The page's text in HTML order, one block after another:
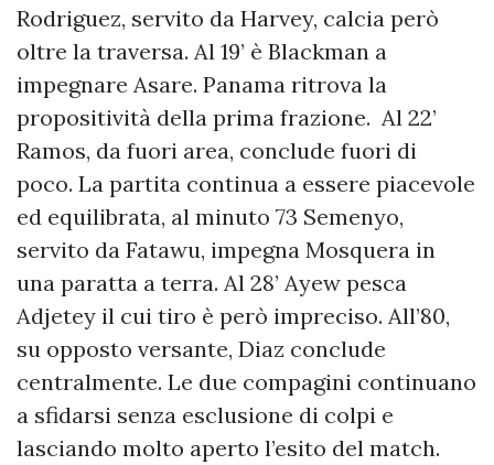
Rodriguez, servito da Harvey, calcia però
oltre la traversa. Al 19’ è Blackman a
impegnare Asare. Panama ritrova la
propositività della prima frazione. Al 22’
Ramos, da fuori area, conclude fuori di
poco. La partita continua a essere piacevole
ed equilibrata, al minuto 73 Semenyo,
servito da Fatawu, impegna Mosquera in
una paratta a terra. Al 28’ Ayew pesca
Adjetey il cui tiro è però impreciso. All’80,
su opposto versante, Diaz conclude
centralmente. Le due compagini continuano
a sfidarsi senza esclusione di colpi e
lasciando molto aperto l’esito del match.